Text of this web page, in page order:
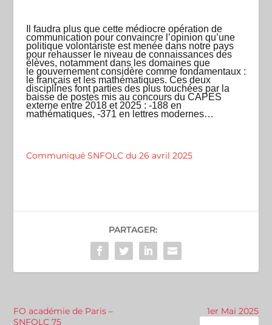
Il faudra plus que cette médiocre opération de
communication pour convaincre l’opinion qu’une
politique volontariste est menée dans notre pays
pour rehausser le niveau de connaissances des
élèves, notamment dans les domaines que
le gouvernement considère comme fondamentaux :
le français et les mathématiques. Ces deux
disciplines font parties des plus touchées par la
baisse de postes mis au concours du CAPES
externe entre 2018 et 2025 : -188 en
mathématiques, -371 en lettres modernes…
Communiqué SNFOLC du 26 avril 2025
PARTAGER:
FO académie de Paris –
SNFOLC 75
1er Mai 2025